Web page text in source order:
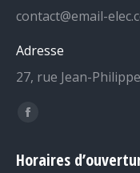
contact@email-
Adresse
27, rue Jean-
Trouvez nous sur :
Facebook
opens
Horaires